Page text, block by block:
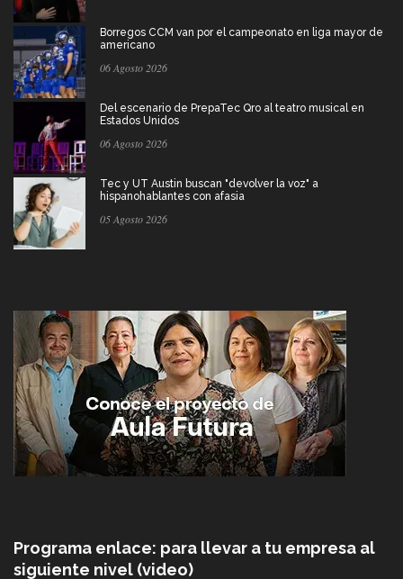
Borregos CCM van por el campeonato en liga mayor de
americano
06 Agosto 2026
Del escenario de PrepaTec Qro al teatro musical en
Estados Unidos
06 Agosto 2026
Tec y UT Austin buscan "devolver la voz" a
hispanohablantes con afasia
05 Agosto 2026
Programa enlace: para llevar a tu empresa al
siguiente nivel (video)